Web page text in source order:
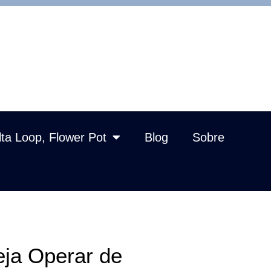
Loop, Flower Pot Blog Sobre
Operar de